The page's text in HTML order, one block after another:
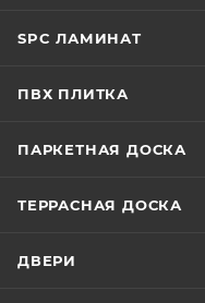
SPC ЛАМИНАТ
ПВХ ПЛИТКА
ПАРКЕТНАЯ ДОСКА
ТЕРРАСНАЯ ДОСКА
ДВЕРИ